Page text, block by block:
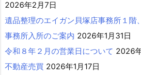
2026年2月7日
遺品整理のエイガン貝塚店事務所１階
事務所入所のご案内 2026年1月31日
令和８年２月の営業日について 2026
不動産売買 2026年1月17日